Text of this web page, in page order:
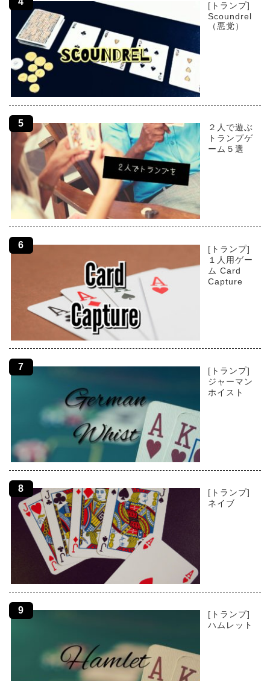
[トランプ]
Scoundrel
（悪党）
２人で遊ぶ
トランプゲ
ーム５選
[トランプ]
１人用ゲー
ム Card
Capture
[トランプ]
ジャーマン
ホイスト
[トランプ]
ネイブ
[トランプ]
ハムレット